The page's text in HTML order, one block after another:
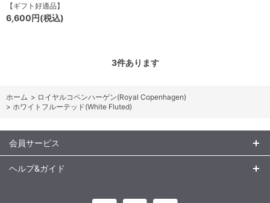
【ギフト好適品】
6,600円(税込)
3件あります
ホーム > ロイヤルコペンハーゲン(Royal Copenhagen)
> ホワイトフルーテッド(White Fluted)
会員サービス
ヘルプ&ガイド